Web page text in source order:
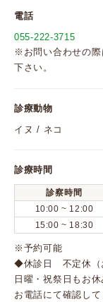
電話
055-222-3715
※お問い合わせの際
下さい。
診療動物
イヌ / ネコ
診療時間
診察時間
10:00 ~ 12:00
15:00 ~ 18:30
※予約可能
◆休診日 不定休（
日曜・祝祭日もお
お電話にて確認し